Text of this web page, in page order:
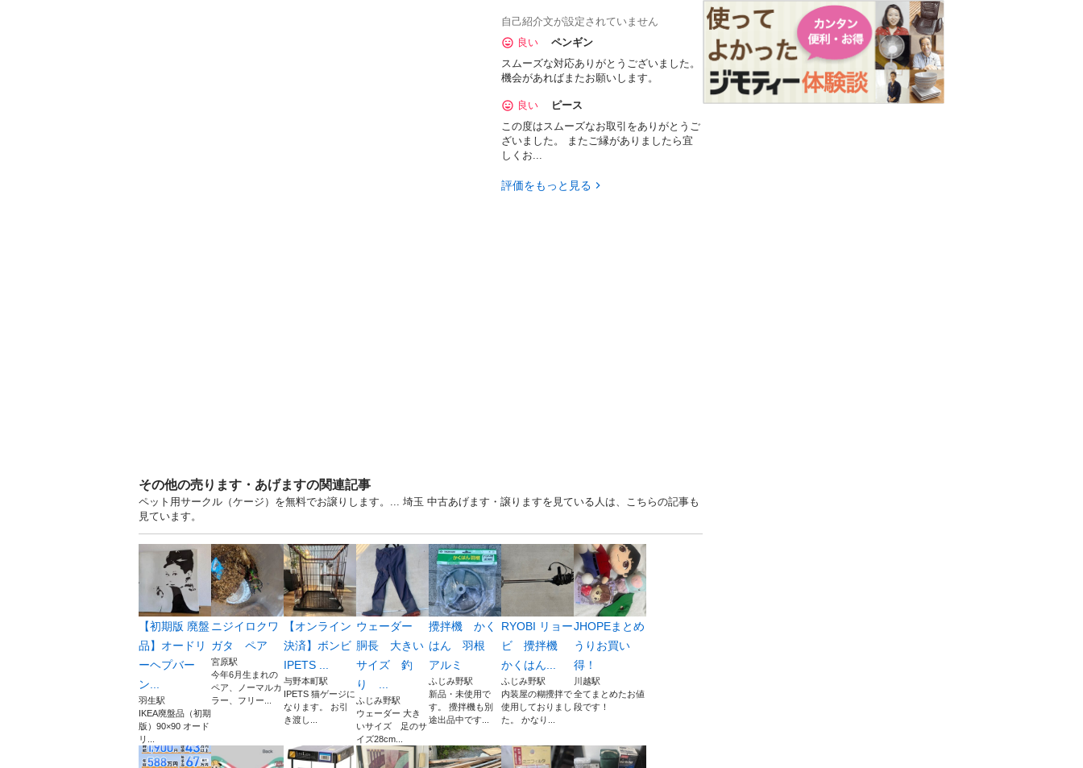
自己紹介文が設定されていません
良い
ペンギン
スムーズな対応ありがとうございました。
機会があればまたお願いします。
良い
ピース
この度はスムーズなお取引をありがとうご
ざいました。 またご縁がありましたら宜
しくお...
評価をもっと見る
その他の売ります・あげますの関連記事
ペット用サークル（ケージ）を無料でお譲りします。... 埼玉 中古あげます・譲りますを見ている人は、こちらの記事も
見ています。
【初期版 廃盤
品】オードリ
ーヘプバー
ン...
羽生駅
IKEA廃盤品（初期
版）90×90 オード
リ...
ニジイロクワ
ガタ ペア
宮原駅
今年6月生まれの
ペア、ノーマルカ
ラー、フリー...
【オンライン
決済】ボンビ
IPETS ...
与野本町駅
IPETS 猫ゲージに
なります。 お引
き渡し...
ウェーダー
胴長 大きい
サイズ 釣
り ...
ふじみ野駅
ウェーダー 大き
いサイズ 足のサ
イズ28cm...
攪拌機 かく
はん 羽根
アルミ
ふじみ野駅
新品・未使用で
す。 攪拌機も別
途出品中です...
RYOBI リョー
ビ 攪拌機
かくはん...
ふじみ野駅
内装屋の糊攪拌で
使用しておりまし
た。 かなり...
JHOPEまとめ
うりお買い
得！
川越駅
全てまとめたお値
段です！